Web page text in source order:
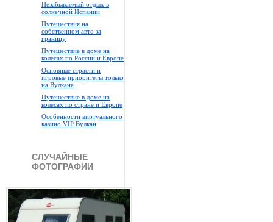
Незабываемый отдых в
солнечной Испании
Путешествия на
собственном авто за
границу
Путешествие в доме на
колесах по России и Европе
Основные страсти и
игровые приоритеты только
на Вулкане
Путешествие в доме на
колесах по стране и Европе
Особенности виртуального
казино VIP Вулкан
СЛУЧАЙНЫЕ
ФОТОГРАФИИ